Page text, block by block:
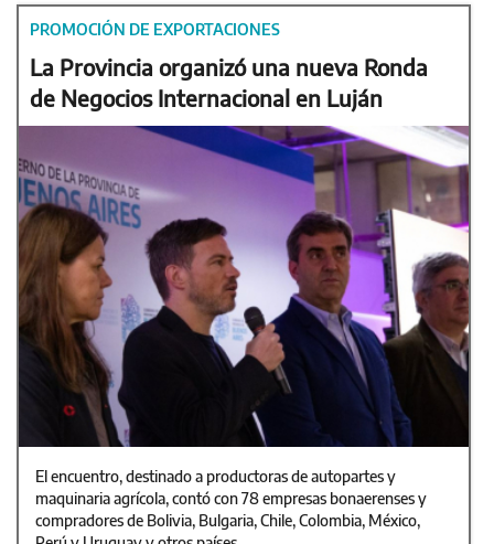
PROMOCIÓN DE EXPORTACIONES
La Provincia organizó una nueva Ronda
de Negocios Internacional en Luján
El encuentro, destinado a productoras de autopartes y
maquinaria agrícola, contó con 78 empresas bonaerenses y
compradores de Bolivia, Bulgaria, Chile, Colombia, México,